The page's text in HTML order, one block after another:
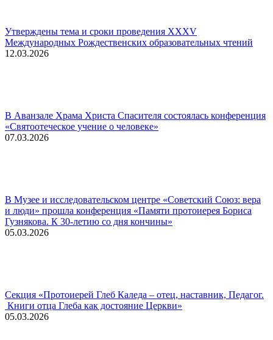
Утверждены тема и сроки проведения XXXV
Международных Рождественских образовательных чтений
12.03.2026
В Аванзале Храма Христа Спасителя состоялась конференция
«Святоотеческое учение о человеке»
07.03.2026
В Музее и исследовательском центре «Советский Союз: вера
и люди» прошла конференция «Памяти протоиерея Бориса
Гузнякова. К 30-летию со дня кончины»
05.03.2026
Секция «Протоиерей Глеб Каледа – отец, наставник, Педагог.
Книги отца Глеба как достояние Церкви»
05.03.2026